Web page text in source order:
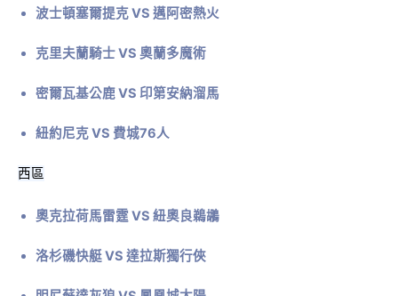
波士頓塞爾提克 VS 邁阿密熱火
克里夫蘭騎士 VS 奧蘭多魔術
密爾瓦基公鹿 VS 印第安納溜馬
紐約尼克 VS 費城76人
西區
奧克拉荷馬雷霆 VS 紐奧良鵜鶘
洛杉磯快艇 VS 達拉斯獨行俠